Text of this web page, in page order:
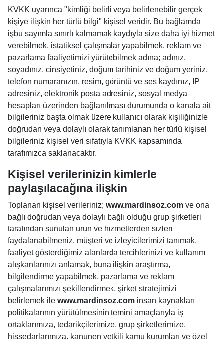
KVKK uyarınca "kimliği belirli veya belirlenebilir gerçek
kişiye ilişkin her türlü bilgi" kişisel veridir. Bu bağlamda
işbu sayımla sınırlı kalmamak kaydıyla size daha iyi hizmet
verebilmek, istatiksel çalışmalar yapabilmek, reklam ve
pazarlama faaliyetimizi yürütebilmek adına; adınız,
soyadınız, cinsiyetiniz, doğum tarihiniz ve doğum yeriniz,
telefon numaranızın, resim, görüntü ve ses kaydınız, IP
adresiniz, elektronik posta adresiniz, sosyal medya
hesapları üzerinden bağlanılması durumunda o kanala ait
bilgileriniz başta olmak üzere kullanıcı olarak kişiliğinizle
doğrudan veya dolaylı olarak tanımlanan her türlü kişisel
bilgileriniz kişisel veri sıfatıyla KVKK kapsamında
tarafımızca saklanacaktır.
Kişisel verilerinizin kimlerle
paylaşılacağına ilişkin
Toplanan kişisel verileriniz; www.mardinsoz.com ve ona
bağlı doğrudan veya dolaylı bağlı olduğu grup şirketleri
tarafından sunulan ürün ve hizmetlerden sizleri
faydalanabilmeniz, müşteri ve izleyicilerimizi tanımak,
faaliyet gösterdiğimiz alanlarda tercihlerinizi ve kullanım
alışkanlarınızı anlamak, buna ilişkin araştırma,
bilgilendirme yapabilmek, pazarlama ve reklam
çalışmalarımızı şekillendirmek, şirket stratejimizi
belirlemek ile www.mardinsoz.com insan kaynakları
politikalarının yürütülmesinin temini amaçlarıyla iş
ortaklarımıza, tedarikçilerimize, grup şirketlerimize,
hissedarlarımıza, kanunen yetkili kamu kurumları ve özel